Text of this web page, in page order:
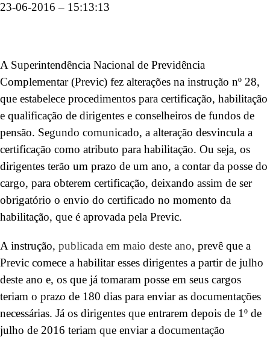
23-06-2016 – 15:13:13
A Superintendência Nacional de Previdência
Complementar (Previc) fez alterações na instrução nº 28,
que estabelece procedimentos para certificação, habilitação
e qualificação de dirigentes e conselheiros de fundos de
pensão. Segundo comunicado, a alteração desvincula a
certificação como atributo para habilitação. Ou seja, os
dirigentes terão um prazo de um ano, a contar da posse do
cargo, para obterem certificação, deixando assim de ser
obrigatório o envio do certificado no momento da
habilitação, que é aprovada pela Previc.
A instrução, publicada em maio deste ano, prevê que a
Previc comece a habilitar esses dirigentes a partir de julho
deste ano e, os que já tomaram posse em seus cargos
teriam o prazo de 180 dias para enviar as documentações
necessárias. Já os dirigentes que entrarem depois de 1º de
julho de 2016 teriam que enviar a documentação